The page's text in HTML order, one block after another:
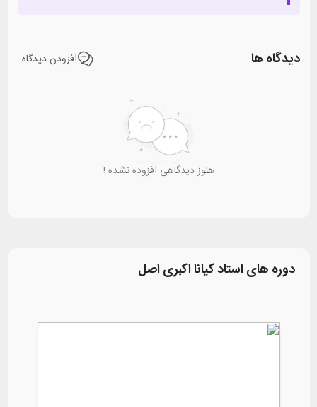
دیدگاه ها افزودن دیدگاه
هنوز دیدگاهی افزوده نشده !
دوره های استادکیانا اکبری اصل